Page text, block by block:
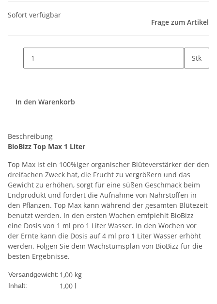
Sofort verfügbar
Frage zum Artikel
Stk
In den Warenkorb
Beschreibung
BioBizz Top Max 1 Liter
Top Max ist ein 100%iger organischer Blüteverstärker der den
dreifachen Zweck hat, die Frucht zu vergrößern und das
Gewicht zu erhöhen, sorgt für eine süßen Geschmack beim
Endprodukt und fördert die Aufnahme von Nährstoffen in
den Pflanzen. Top Max kann während der gesamten Blütezeit
benutzt werden. In den ersten Wochen emfpiehlt BioBizz
eine Dosis von 1 ml pro 1 Liter Wasser. In den Wochen vor
der Ernte kann die Dosis auf 4 ml pro 1 Liter Wasser erhöht
werden. Folgen Sie dem Wachstumsplan von BioBizz für die
besten Ergebnisse.
Versandgewicht: 1,00 kg
Inhalt: 1,00 l